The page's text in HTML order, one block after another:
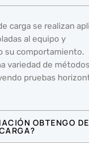
carga se realizan
al equipo y
su comportamiento.
variedad de
pruebas
OBTENGO